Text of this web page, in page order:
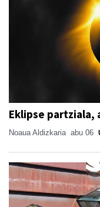
Eklipse partziala,
Noaua Aldizkaria abu 06